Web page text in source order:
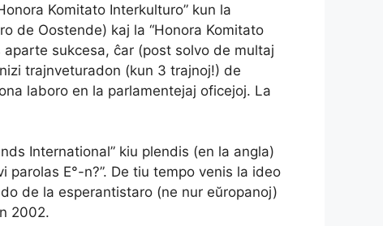
Komitato Interkulturo” kun la
de Oostende) kaj la “Honora Komitato
sukcesa, ĉar (post solvo de multaj
trajnveturadon (kun 3 trajnoj!) de
laboro en la parlamentejaj oficejoj. La
International” kiu plendis (en la angla)
E°-n?”. De tiu tempo venis la ideo
de la esperantistaro (ne nur eŭropanoj)
2002.